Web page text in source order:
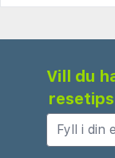
Vill du